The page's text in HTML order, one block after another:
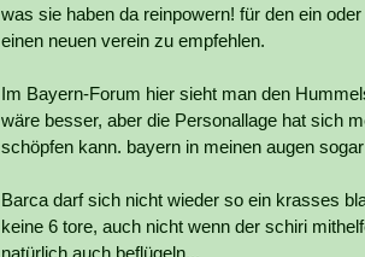
was sie haben da reinpowern! für den ein
einen neuen verein zu empfehlen.
Im Bayern-Forum hier sieht man den
wäre besser, aber die Personallage hat sich
schöpfen kann. bayern in meinen augen
Barca darf sich nicht wieder so ein krasses
keine 6 tore, auch nicht wenn der schiri